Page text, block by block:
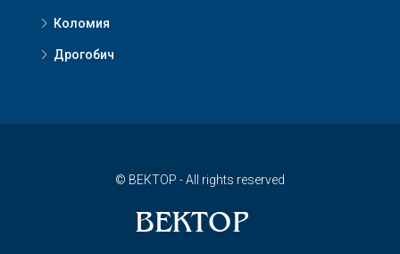
Коломия
Дрогобич
© ВЕКТОР - All rights reserved